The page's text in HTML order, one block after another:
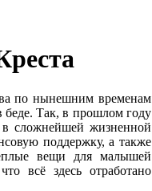
по нынешним временам
беде. Так, в прошлом году
в сложнейшей жизненной
поддержку, а также
вещи для малышей
всё здесь отработано